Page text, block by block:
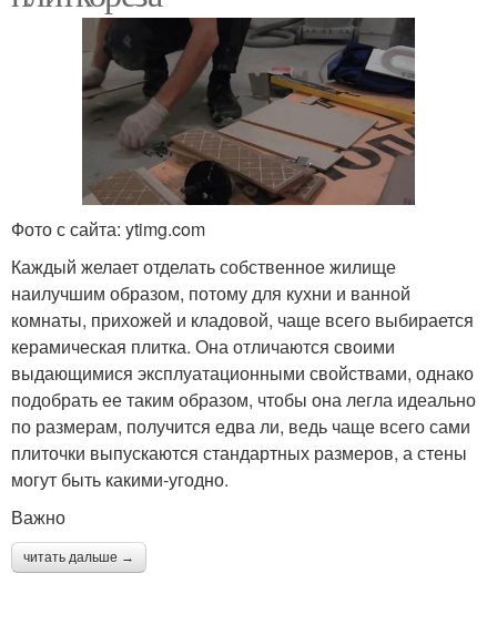
Фото с сайта: ytimg.com
Каждый желает отделать собственное жилище
наилучшим образом, потому для кухни и ванной
комнаты, прихожей и кладовой, чаще всего выбирается
керамическая плитка. Она отличаются своими
выдающимися эксплуатационными свойствами, однако
подобрать ее таким образом, чтобы она легла идеально
по размерам, получится едва ли, ведь чаще всего сами
плиточки выпускаются стандартных размеров, а стены
могут быть какими-угодно.
Важно
читать дальше →